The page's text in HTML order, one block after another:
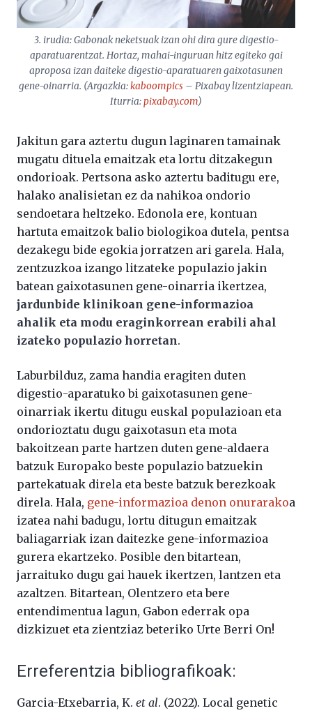
3. irudia: Gabonak neketsuak izan ohi dira gure digestio-
aparatuarentzat. Hortaz, mahai-inguruan hitz egiteko gai
aproposa izan daiteke digestio-aparatuaren gaixotasunen
gene-oinarria. (Argazkia:kaboompics – Pixabay lizentziapean.
Iturria:pixabay.com)
Jakitun gara aztertu dugun laginaren tamainak
mugatu dituela emaitzak eta lortu ditzakegun
ondorioak. Pertsona asko aztertu baditugu ere,
halako analisietan ez da nahikoa ondorio
sendoetara heltzeko. Edonola ere, kontuan
hartuta emaitzok balio biologikoa dutela, pentsa
dezakegu bide egokia jorratzen ari garela. Hala,
zentzuzkoa izango litzateke populazio jakin
batean gaixotasunen gene-oinarria ikertzea,
jardunbide klinikoan gene-informazioa
ahalik eta modu eraginkorrean erabili ahal
izateko populazio horretan.
Laburbilduz, zama handia eragiten duten
digestio-aparatuko bi gaixotasunen gene-
oinarriak ikertu ditugu euskal populazioan eta
ondorioztatu dugu gaixotasun eta mota
bakoitzean parte hartzen duten gene-aldaera
batzuk Europako beste populazio batzuekin
partekatuak direla eta beste batzuk berezkoak
direla. Hala, gene-informazioa denon onurarakoa
izatea nahi badugu, lortu ditugun emaitzak
baliagarriak izan daitezke gene-informazioa
gurera ekartzeko. Posible den bitartean,
jarraituko dugu gai hauek ikertzen, lantzen eta
azaltzen. Bitartean, Olentzero eta bere
entendimentua lagun, Gabon ederrak opa
dizkizuet eta zientziaz beteriko Urte Berri On!
Erreferentzia bibliografikoak:
Garcia-Etxebarria, K. et al. (2022). Local genetic